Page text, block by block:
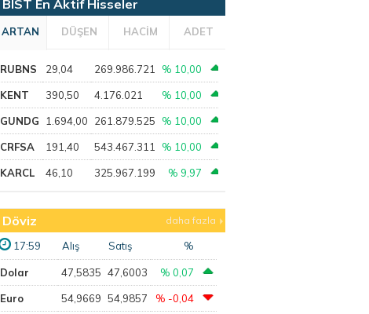
BIST En Aktif Hisseler
ARTAN DÜŞEN HACİM ADET
RUBNS 29,04 269.986.721 % 10,00
KENT 390,50 4.176.021 % 10,00
GUNDG 1.694,00 261.879.525 % 10,00
CRFSA 191,40 543.467.311 % 10,00
KARCL 46,10 325.967.199 % 9,97
Döviz daha fazla
17:59 Alış Satış %
Dolar 47,5835 47,6003 % 0,07
Euro 54,9669 54,9857 % -0,04